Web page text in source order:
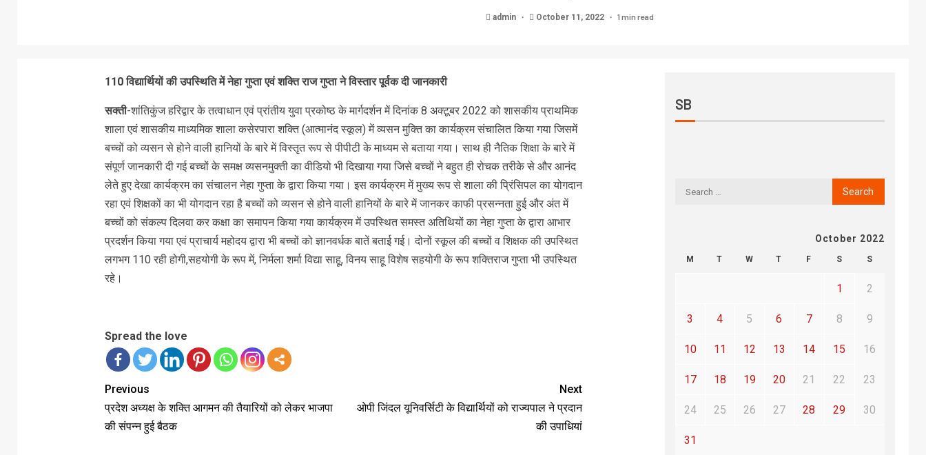
admin October 11, 2022 1 min read
110 विद्यार्थियों की उपस्थिति में नेहा गुप्ता एवं शक्ति राज गुप्ता ने विस्तार पूर्वक दी जानकारी
सक्ती-शांतिकुंज हरिद्वार के तत्वाधान एवं प्रांतीय युवा प्रकोष्ठ के मार्गदर्शन में दिनांक 8 अक्टूबर 2022 को शासकीय प्राथमिक
शाला एवं शासकीय माध्यमिक शाला कसेरपारा शक्ति (आत्मानंद स्कूल) में व्यसन मुक्ति का कार्यक्रम संचालित किया गया जिसमें
बच्चों को व्यसन से होने वाली हानियों के बारे में विस्तृत रूप से पीपीटी के माध्यम से बताया गया। साथ ही नैतिक शिक्षा के बारे में
संपूर्ण जानकारी दी गई बच्चों के समक्ष व्यसनमुक्ती का वीडियो भी दिखाया गया जिसे बच्चों ने बहुत ही रोचक तरीके से और आनंद
लेते हुए देखा कार्यक्रम का संचालन नेहा गुप्ता के द्वारा किया गया। इस कार्यक्रम में मुख्य रूप से शाला की प्रिंसिपल का योगदान
रहा एवं शिक्षकों का भी योगदान रहा है बच्चों को व्यसन से होने वाली हानियों के बारे में जानकर काफी प्रसन्नता हुई और अंत में
बच्चों को संकल्प दिलवा कर कक्षा का समापन किया गया कार्यक्रम में उपस्थित समस्त अतिथियों का नेहा गुप्ता के द्वारा आभार
प्रदर्शन किया गया एवं प्राचार्य महोदय द्वारा भी बच्चों को ज्ञानवर्धक बातें बताई गई। दोनों स्कूल की बच्चों व शिक्षक की उपस्थित
लगभग 110 रही होगी,सहयोगी के रूप में, निर्मला शर्मा विद्या साहू, विनय साहू विशेष सहयोगी के रूप शक्तिराज गुप्ता भी उपस्थित
रहे।
Spread the love
Previous
प्रदेश अध्यक्ष के शक्ति आगमन की तैयारियों को लेकर भाजपा
की संपन्न हुई बैठक
Next
ओपी जिंदल यूनिवर्सिटी के विद्यार्थियों को राज्यपाल ने प्रदान
की उपाधियां
SB
October 2022
M T W T F S S
1 2
3 4 5 6 7 8 9
10 11 12 13 14 15 16
17 18 19 20 21 22 23
24 25 26 27 28 29 30
31